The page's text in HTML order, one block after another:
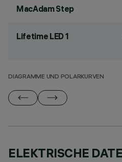
MacAdam Step
Lifetime LED 1
DIAGRAMME UND POLARKURVEN
ELEKTRISCHE